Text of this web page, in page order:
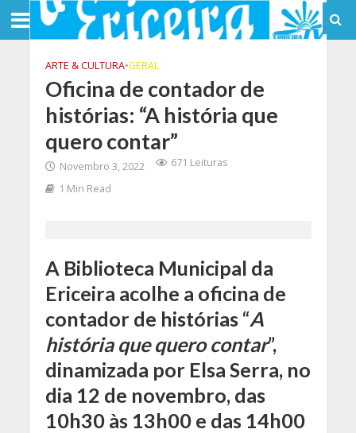
ARTE & CULTURA•GERAL
Oficina de contador de
histórias: “A história que
quero contar”
Novembro 3, 2022
671 Leituras
1 Min Read
A Biblioteca Municipal da
Ericeira acolhe a oficina de
contador de histórias “A
história que quero contar”,
dinamizada por Elsa Serra, no
dia 12 de novembro, das
10h30 às 13h00 e das 14h00